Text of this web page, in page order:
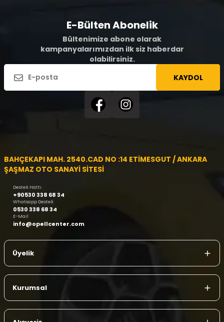
E-Bülten Abonelik
Bültenimize abone olarak
kampanyalarımızdan ilk siz haberdar
olabilirsiniz.
KAYDOL
BAHÇEKAPI MAH. 2540.CAD NO :14 ETİMESGUT / ANKARA
ŞAŞMAZ OTO SANAYİ SİTESİ
Destek Hattı
+90530 338 68 34
Whatsapp Destek
0530 338 68 34
E-Mail
info@opellcenter.com
Üyelik
Kurumsal